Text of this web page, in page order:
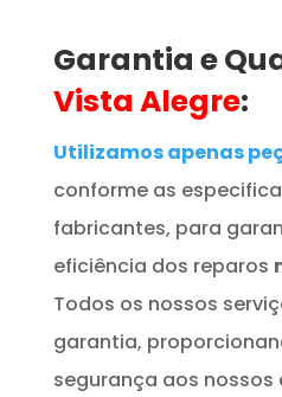
Garantia e
Vista Alegre:
Utilizamos apenas
conforme as
fabricantes, para
eficiência dos reparos
Todos os nossos
garantia,
segurança aos nossos